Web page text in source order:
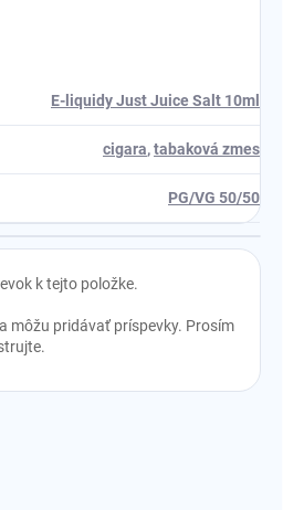
E-liquidy Just Juice Salt 10ml
cigara,tabaková zmes
PG/VG 50/50
k tejto položke.
môžu pridávať príspevky. Prosím
.